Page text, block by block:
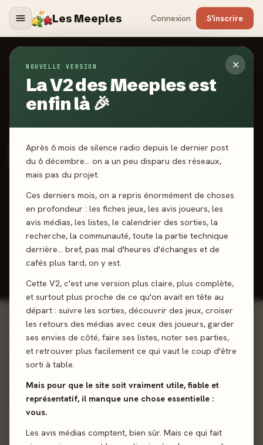
Les Meeples Connexion S'inscrire
✕
NOUVELLE VERSION
La V2 des Meeples est
enfin là 🎉
Après 6 mois de silence radio depuis le dernier post
du 6 décembre… on a un peu disparu des réseaux,
mais pas du projet.
Ces derniers mois, on a repris énormément de choses
en profondeur : les fiches jeux, les avis joueurs, les
avis médias, les listes, le calendrier des sorties, la
recherche, la communauté, toute la partie technique
derrière… bref, pas mal d'heures d'échanges et de
cafés plus tard, on y est.
Cette V2, c'est une version plus claire, plus complète,
et surtout plus proche de ce qu'on avait en tête au
départ : suivre les sorties, découvrir des jeux, croiser
les retours des médias avec ceux des joueurs, garder
ses envies de côté, faire ses listes, noter ses parties,
et retrouver plus facilement ce qui vaut le coup d'être
sorti à table.
Mais pour que le site soit vraiment utile, fiable et
représentatif, il manque une chose essentielle :
vous.
Les avis médias comptent, bien sûr. Mais ce qui fait
Jeux/Mimose & Sam et le Voleur de Fruits
2024·LOCOMUSE
Mimose & Sam et le
Voleur de Fruits
2-4 joueurs 5 ans+ 15 min Déduction
J'ai joué Envie de jouer Wishlist
Donner mon avis
01 - LE JEU
Qui a volé les fruits? Incarnez d'un côté le voleur qui doit
l'autre, les détectives qui, à l'aide d'indices récupérés,
doivent trouver qui vole leurs précieux fruits.
Déduction